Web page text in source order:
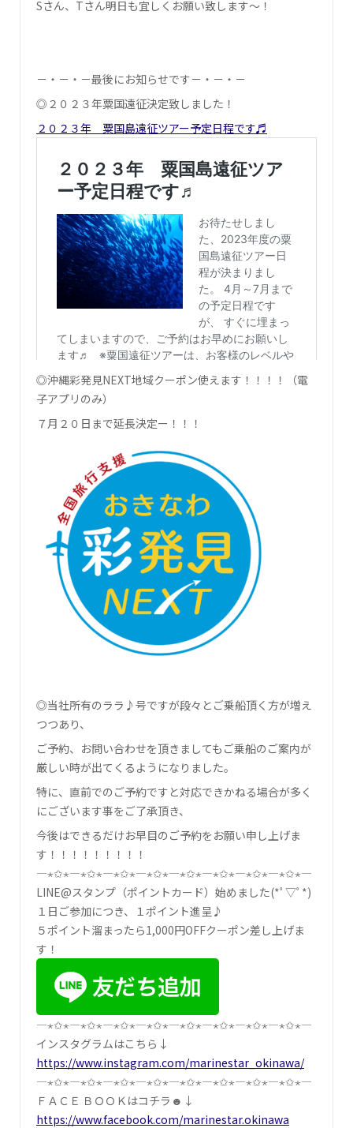
Sさん、Tさん明日も宜しくお願い致します～！
－・－・－最後にお知らせです－・－・－
◎２０２３年粟国遠征決定致しました！
２０２３年 粟国島遠征ツアー予定日程です♬
◎沖縄彩発見NEXT地域クーポン使えます！！！！（電
子アプリのみ）
７月２０日まで延長決定ー！！！
◎当社所有のララ♪号ですが段々とご乗船頂く方が増え
つつあり、
ご予約、お問い合わせを頂きましてもご乗船のご案内が
厳しい時が出てくるようになりました。
特に、直前でのご予約ですと対応できかねる場合が多く
にございます事をご了承頂き、
今後はできるだけお早目のご予約をお願い申し上げま
す！！！！！！！！！
―⋆✩⋆―⋆✩⋆―⋆✩⋆―⋆✩⋆―⋆✩⋆―⋆✩⋆―⋆✩⋆―⋆✩⋆―
LINE@スタンプ（ポイントカード）始めました(*ﾟ▽ﾟ*)
１日ご参加につき、１ポイント進呈♪
５ポイント溜まったら1,000円OFFクーポン差し上げま
す！
―⋆✩⋆―⋆✩⋆―⋆✩⋆―⋆✩⋆―⋆✩⋆―⋆✩⋆―⋆✩⋆―⋆✩⋆―
インスタグラムはこちら↓
https://www.instagram.com/marinestar_okinawa/
―⋆✩⋆―⋆✩⋆―⋆✩⋆―⋆✩⋆―⋆✩⋆―⋆✩⋆―⋆✩⋆―⋆✩⋆―
ＦＡＣＥ ＢＯＯＫはコチラ☻↓
https://www.facebook.com/marinestar.okinawa